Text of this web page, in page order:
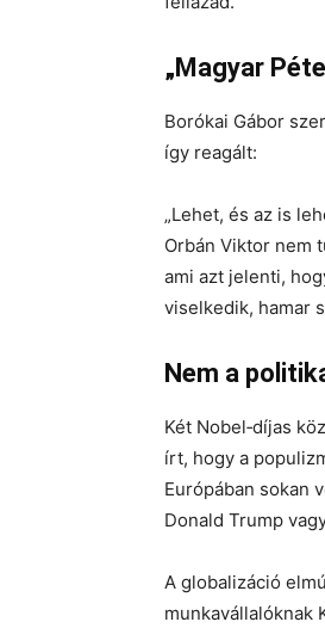
„Magyar
Borókai Gábor
így reagált:
„Lehet, és az is
Orbán Viktor nem
ami azt jelenti,
viselkedik, hamar
Nem a
Két Nobel‑díjas
írt, hogy a
Európában sokan
Donald Trump
A globalizáció
munkavállalóknak